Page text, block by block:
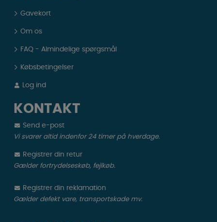
Gavekort
Om os
FAQ - Almindelige spørgsmål
Købsbetingelser
Log ind
KONTAKT
Send e-post
Vi svarer altid indenfor 24 timer på hverdage.
Registrer din retur
Gælder fortrydelseskøb, fejlkøb.
Registrer din reklamation
Gælder defekt vare, transportskade mv.